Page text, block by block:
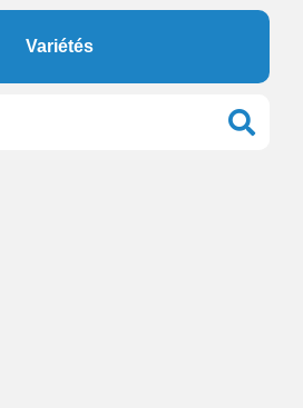
Variétés